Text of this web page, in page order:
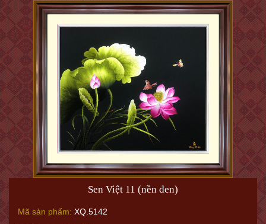
Sen Việt 11 (nền đen)
Mã sản phẩm: XQ.5142